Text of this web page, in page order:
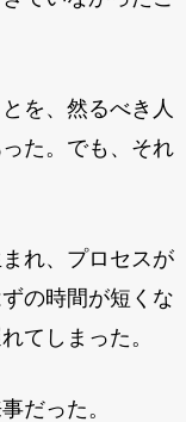
を、然るべき人
た。でも、それ
れ、プロセスが
の時間が短くな
てしまった。
だった。